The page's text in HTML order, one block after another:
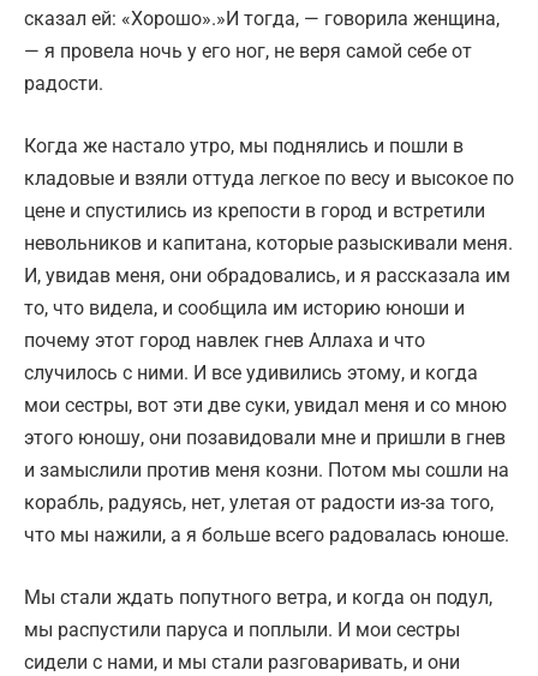
сказал ей: «Хорошо».»И тогда, — говорила женщина,
— я провела ночь у его ног, не веря самой себе от
радости.
Когда же настало утро, мы поднялись и пошли в
кладовые и взяли оттуда легкое по весу и высокое по
цене и спустились из крепости в город и встретили
невольников и капитана, которые разыскивали меня.
И, увидав меня, они обрадовались, и я рассказала им
то, что видела, и сообщила им историю юноши и
почему этот город навлек гнев Аллаха и что
случилось с ними. И все удивились этому, и когда
мои сестры, вот эти две суки, увидал меня и со мною
этого юношу, они позавидовали мне и пришли в гнев
и замыслили против меня козни. Потом мы сошли на
корабль, радуясь, нет, улетая от радости из-за того,
что мы нажили, а я больше всего радовалась юноше.
Мы стали ждать попутного ветра, и когда он подул,
мы распустили паруса и поплыли. И мои сестры
сидели с нами, и мы стали разговаривать, и они